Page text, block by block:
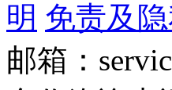
明 免责及
邮箱：